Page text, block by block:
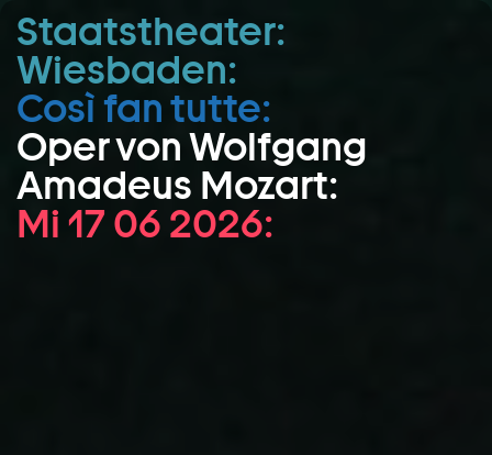
Zum Hauptinhalt springen
Zum Footer springen
Staatstheater:
Wiesbaden:
Così fan tutte:
Oper von Wolfgang
Amadeus Mozart:
Mi 17 06 2026: